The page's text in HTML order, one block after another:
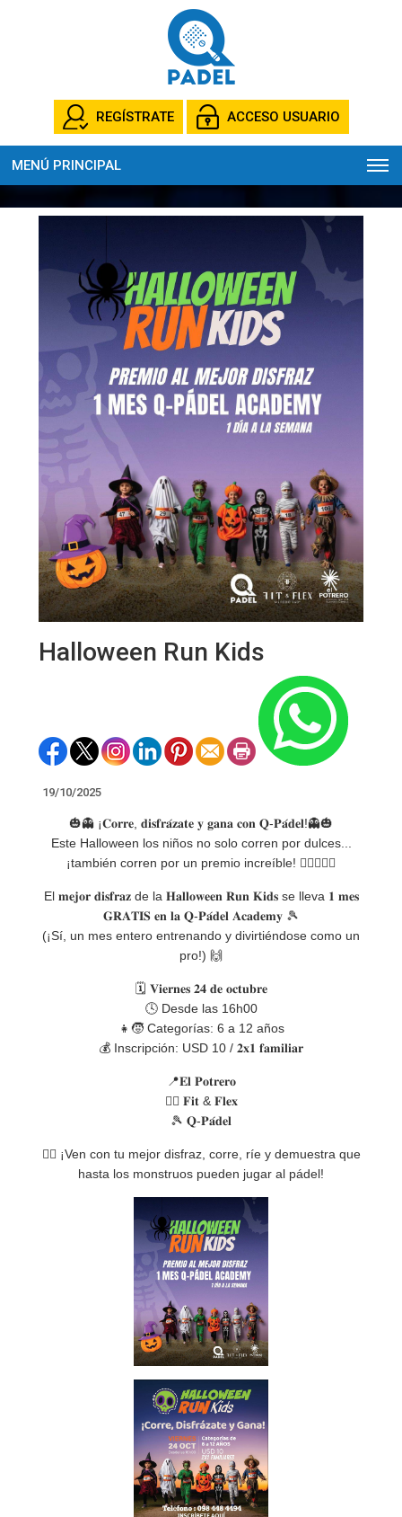
REGÍSTRATE ACCESO USUARIO
MENÚ PRINCIPAL
Halloween Run Kids
19/10/2025
🎃👻 ¡𝐂𝐨𝐫𝐫𝐞, 𝐝𝐢𝐬𝐟𝐫𝐚́𝐳𝐚𝐭𝐞 𝐲 𝐠𝐚𝐧𝐚 𝐜𝐨𝐧 𝐐-𝐏𝐚́𝐝𝐞𝐥!👻🎃
Este Halloween los niños no solo corren por dulces...
¡también corren por un premio increíble! 🏃‍♀️🏃‍♂️✨
El 𝐦𝐞𝐣𝐨𝐫 𝐝𝐢𝐬𝐟𝐫𝐚𝐳 de la 𝐇𝐚𝐥𝐥𝐨𝐰𝐞𝐞𝐧 𝐑𝐮𝐧 𝐊𝐢𝐝𝐬 se lleva 𝟏 𝐦𝐞𝐬
𝐆𝐑𝐀𝐓𝐈𝐒 𝐞𝐧 𝐥𝐚 𝐐-𝐏𝐚́𝐝𝐞𝐥 𝐀𝐜𝐚𝐝𝐞𝐦𝐲 🎾
(¡Sí, un mes entero entrenando y divirtiéndose como un
pro!) 🙌
🗓️ 𝐕𝐢𝐞𝐫𝐧𝐞𝐬 𝟐𝟒 𝐝𝐞 𝐨𝐜𝐭𝐮𝐛𝐫𝐞
🕓 Desde las 16h00
👧🧒 Categorías: 6 a 12 años
💰 Inscripción: USD 10 / 𝟐𝐱𝟏 𝐟𝐚𝐦𝐢𝐥𝐢𝐚𝐫
📍𝐄𝐥 𝐏𝐨𝐭𝐫𝐞𝐫𝐨
🏋️‍♂️ 𝐅𝐢𝐭 & 𝐅𝐥𝐞𝐱
🎾 𝐐-𝐏𝐚́𝐝𝐞𝐥
🧟‍♀️ ¡Ven con tu mejor disfraz, corre, ríe y demuestra que
hasta los monstruos pueden jugar al pádel!